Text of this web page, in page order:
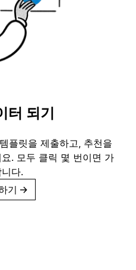
터 되기
플릿을 제출하고, 추천을
. 모두 클릭 몇 번이면 가
다.
기 →